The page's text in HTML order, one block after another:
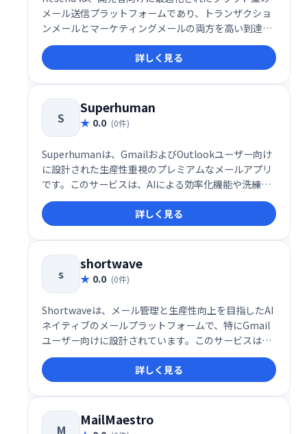
メール送信プラットフォームであり、トランザクショ
ンメールとマーケティングメールの両方を高い到達率
とスピードで届けることに特化したソリューションで
す。メールの信頼性や配信パフォーマンスに加え、開
発者体験（DX）を徹底的に重視した設計により、
SaaS企業やスタートアップを中心に注目を集めていま
す。
詳しく見る
S
Superhuman
0.0 (0件)
Superhumanは、GmailおよびOutlookユーザー向け
に設計された生産性重視のプレミアムなメールアプリ
です。このサービスは、AIによる効率化機能や洗練さ
れたインターフェースを提供し、チーム全体のコミュ
ニケーションを迅速化するとともに、個々の作業効率
を向上させます。
詳しく見る
s
shortwave
0.0 (0件)
Shortwaveは、メール管理と生産性向上を目指したAI
ネイティブのメールプラットフォームで、特にGmail
ユーザー向けに設計されています。このサービスは、
高度なAI機能とリアルタイムのチームコラボレーショ
ン機能を備え、個人およびチームのメール業務を効率
化します。以下に、その特徴を専門家の視点から解説
します。
詳しく見る
M
MailMaestro